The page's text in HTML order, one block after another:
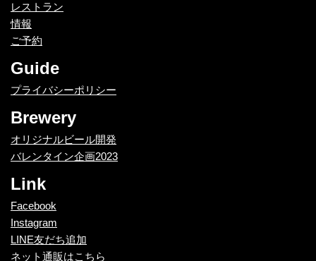
レストラン
情報
ご予約
Guide
プライバシーポリシー
Brewery
オリジナルビール開発
バレンタイン企画2023
Link
Facebook
Instagram
LINE友だち追加
ネット通販はこちら